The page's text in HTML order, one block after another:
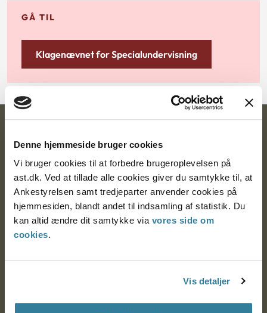
Denne hjemmeside bruger cookies
Vi bruger cookies til at forbedre brugeroplevelsen på
ast.dk. Ved at tillade alle cookies giver du samtykke til, at
Ankestyrelsen samt tredjeparter anvender cookies på
hjemmesiden, blandt andet til indsamling af statistik. Du
kan altid ændre dit samtykke via vores side om
cookies.
Vis detaljer
GÅ TIL
Klagenævnet for Specialundervisning
Nytorv 7, 2. sal
9000 Aalborg
Ankestyrelsen Aalborg